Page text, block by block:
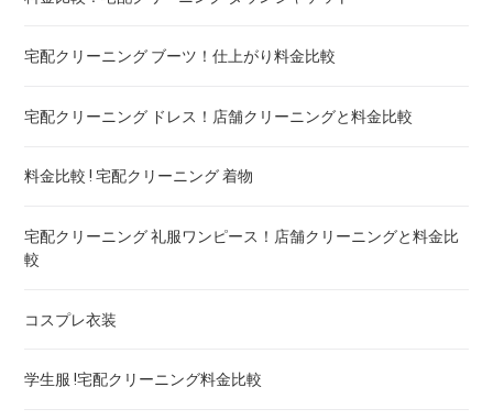
布団の洗濯ネット コインランドリー ! ドラム式におすすめは
布団クリーニング 防ダニ加工 ! 効果と危険性
ゴアテックス 羽毛布団 クリーニング ! 料金ランキング
こたつ布団のクリーニング代 ! 料金比較
の違いも
トゥルースリーパー マットレスのクリーニング ! どこがいい
宅配クリーニング ブーツ！仕上がり料金比較
宅配クリーニング ドレス！店舗クリーニングと料金比較
料金比較 ! 宅配クリーニング 着物
宅配クリーニング 礼服ワンピース！店舗クリーニングと料金比
較
コスプレ衣装
学生服 !宅配クリーニング料金比較